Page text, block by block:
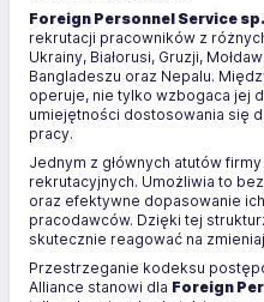
Foreign Personnel Service
rekrutacji pracowników z
Ukrainy, Białorusi, Gruzji,
Bangladeszu oraz Nepalu.
operuje, nie tylko wzbogaca jej
umiejętności dostosowania się
pracy.
Jednym z głównych atutów
rekrutacyjnych. Umożliwia to
oraz efektywne dopasowanie
pracodawców. Dzięki tej
skutecznie reagować na
Przestrzeganie kodeksu
Alliance stanowi dla Foreign